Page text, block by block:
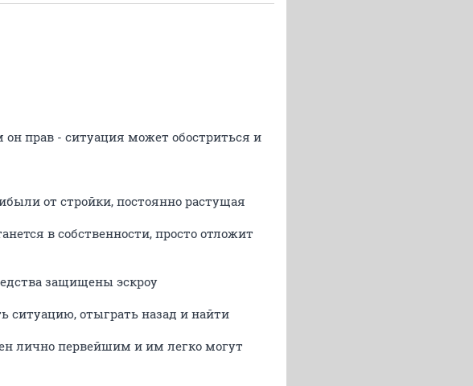
он прав - ситуация может обостриться и
от стройки, постоянно растущая
в собственности, просто отложит
защищены эскроу
ситуацию, отыграть назад и найти
лично первейшим и им легко могут